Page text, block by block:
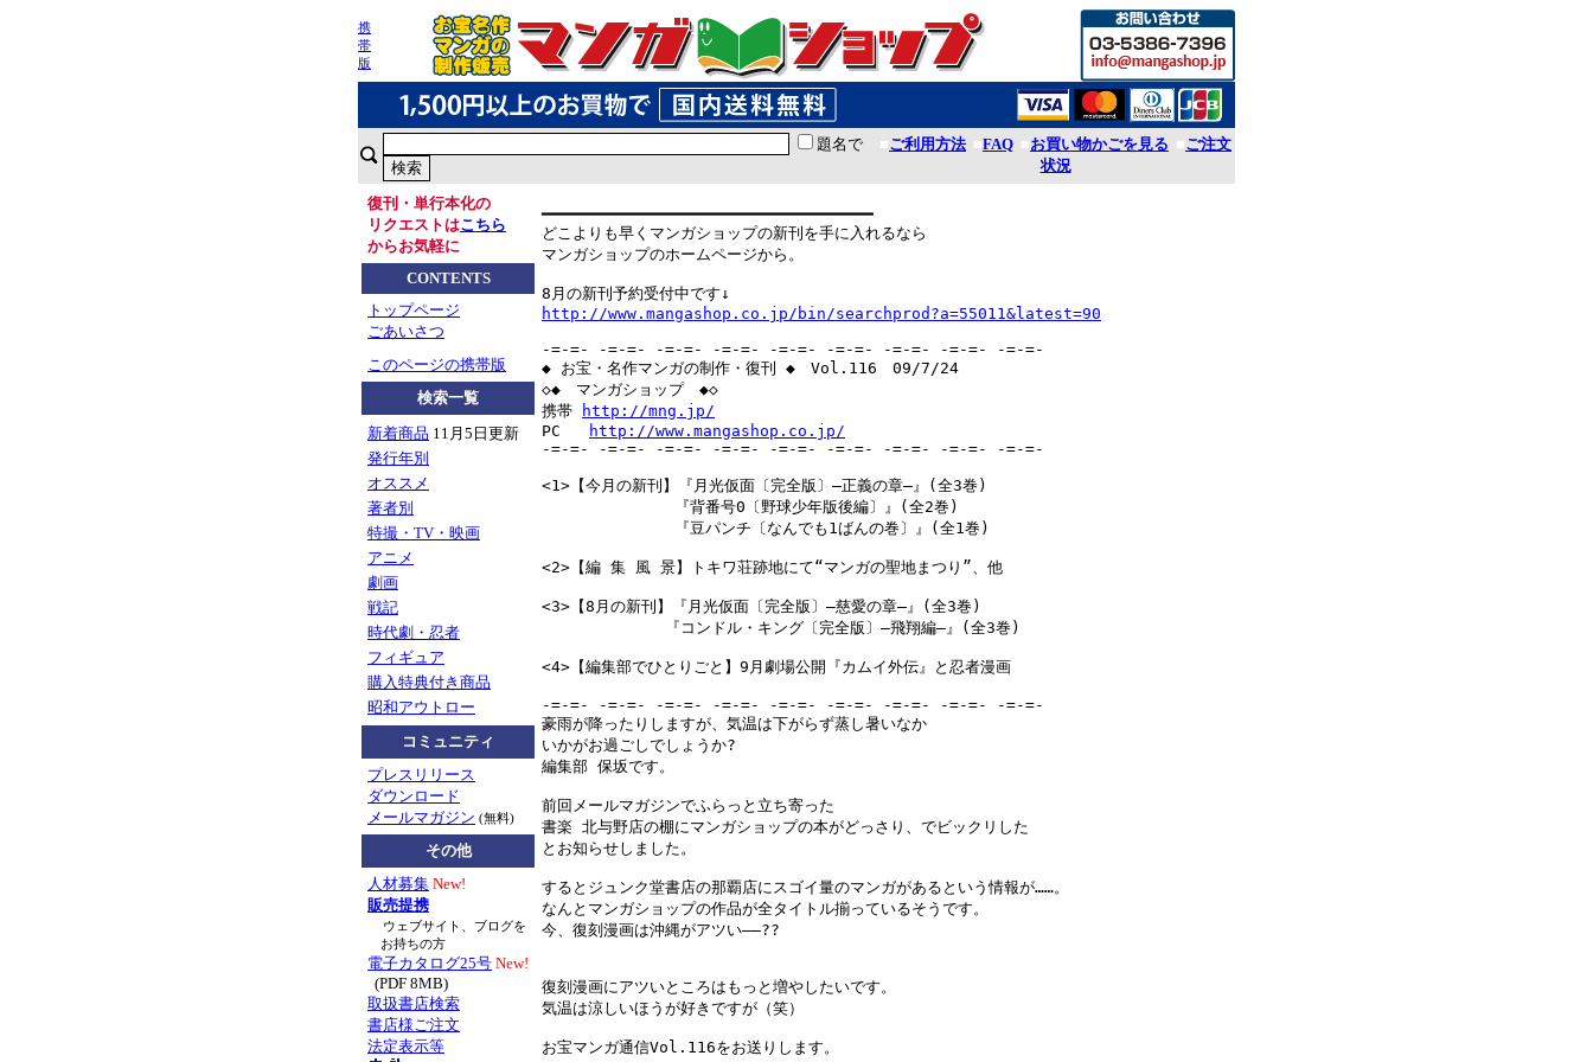
携
帯
版
題名で ■ご利用方法■FAQ ■お買い物かごを見る ■ご注文
状況
復刊・単行本化の
リクエストはこちら
からお気軽に
CONTENTS
トップページ
ごあいさつ
このページの携帯版
検索一覧
新着商品 11月5日更新
発行年別
オススメ
著者別
特撮・TV・映画
アニメ
劇画
戦記
時代劇・忍者
フィギュア
購入特典付き商品
昭和アウトロー
コミュニティ
プレスリリース
ダウンロード
メールマガジン (無料)
その他
人材募集 New!
販売提携
ウェブサイト、ブログを
お持ちの方
電子カタログ25号 New!
(PDF 8MB)
取扱書店検索
書店様ご注文
法定表示等
━━━━━━━━━━━━━━━━━━━━━━━━━━━━━━━━━━━
どこよりも早くマンガショップの新刊を手に入れるなら
マンガショップのホームページから。
http://www.mangashop.co.jp/bin/searchprod?a=55011&latest=90
-=-=- -=-=- -=-=- -=-=- -=-=- -=-=- -=-=- -=-=- -=-=-
◆ お宝・名作マンガの制作・復刊 ◆　Vol.116　09/7/24
◇◆　マンガショップ　◆◇
携帯
http://mng.jp/
PC
http://www.mangashop.co.jp/
-=-=- -=-=- -=-=- -=-=- -=-=- -=-=- -=-=- -=-=- -=-=-
<1>【今月の新刊】『月光仮面〔完全版〕―正義の章―』(全3巻)
『背番号0〔野球少年版後編〕』(全2巻)
『豆パンチ〔なんでも1ばんの巻〕』(全1巻)
<2>【編 集 風 景】トキワ荘跡地にて“マンガの聖地まつり”、他
<3>【8月の新刊】『月光仮面〔完全版〕―慈愛の章―』(全3巻)
『コンドル・キング〔完全版〕―飛翔編―』(全3巻)
<4>【編集部でひとりごと】9月劇場公開『カムイ外伝』と忍者漫画
-=-=- -=-=- -=-=- -=-=- -=-=- -=-=- -=-=- -=-=- -=-=-
豪雨が降ったりしますが、気温は下がらず蒸し暑いなか
いかがお過ごしでしょうか?
編集部 保坂です。
前回メールマガジンでふらっと立ち寄った
書楽 北与野店の棚にマンガショップの本がどっさり、でビックリした
とお知らせしました。
するとジュンク堂書店の那覇店にスゴイ量のマンガがあるという情報が……。
なんとマンガショップの作品が全タイトル揃っているそうです。
今、復刻漫画は沖縄がアツい――??
復刻漫画にアツいところはもっと増やしたいです。
気温は涼しいほうが好きですが（笑）
お宝マンガ通信Vol.116をお送りします。